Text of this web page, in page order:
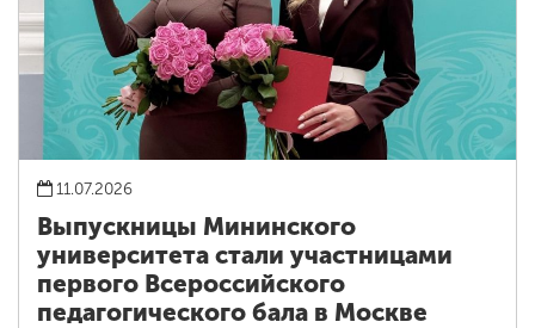
11.07.2026
Выпускницы Мининского
университета стали участницами
первого Всероссийского
педагогического бала в Москве